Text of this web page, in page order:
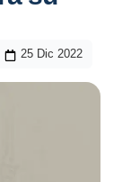
25 Dic 2022